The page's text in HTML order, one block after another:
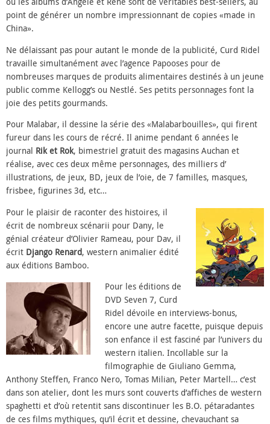
point de générer un nombre impressionnant de copies «made in
China».
Ne délaissant pas pour autant le monde de la publicité, Curd Ridel
travaille simultanément avec l’agence Papooses pour de
nombreuses marques de produits alimentaires destinés à un jeune
public comme Kellogg’s ou Nestlé. Ses petits personnages font la
joie des petits gourmands.
Pour Malabar, il dessine la série des «Malabarbouilles», qui firent
fureur dans les cours de récré. Il anime pendant 6 années le
journal Rik et Rok, bimestriel gratuit des magasins Auchan et
réalise, avec ces deux même personnages, des milliers d’
illustrations, de jeux, BD, jeux de l’oie, de 7 familles, masques,
frisbee, figurines 3d, etc…
Pour le plaisir de raconter des histoires, il
écrit de nombreux scénarii pour Dany, le
génial créateur d’Olivier Rameau, pour Dav, il
écrit Django Renard, western animalier édité
aux éditions Bamboo.
Pour les éditions de
DVD Seven 7, Curd
Ridel dévoile en interviews-bonus,
encore une autre facette, puisque depuis
son enfance il est fasciné par l’univers du
western italien. Incollable sur la
filmographie de Giuliano Gemma,
Anthony Steffen, Franco Nero, Tomas Milian, Peter Martell… c’est
dans son atelier, dont les murs sont couverts d’affiches de western
spaghetti et d’où retentit sans discontinuer les B.O. pétaradantes
de ces films mythiques, qu’il écrit et dessine, chevauchant sa